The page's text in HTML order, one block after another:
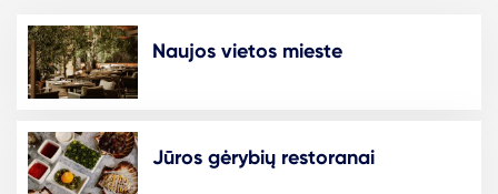
Naujos vietos mieste
Jūros gėrybių restoranai